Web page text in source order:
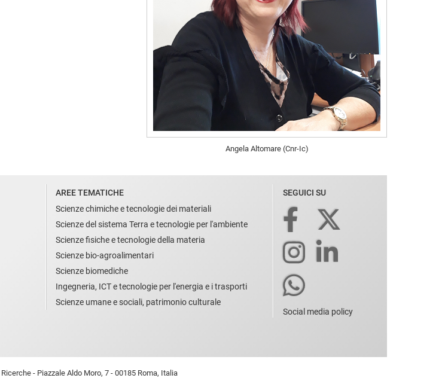
Angela Altomare (Cnr-Ic)
AREE TEMATICHE
Scienze chimiche e tecnologie dei materiali
Scienze del sistema Terra e tecnologie per l'ambiente
Scienze fisiche e tecnologie della materia
Scienze bio-agroalimentari
Scienze biomediche
Ingegneria, ICT e tecnologie per l'energia e i trasporti
Scienze umane e sociali, patrimonio culturale
SEGUICI SU
Social media policy
- Piazzale Aldo Moro, 7 - 00185 Roma, Italia